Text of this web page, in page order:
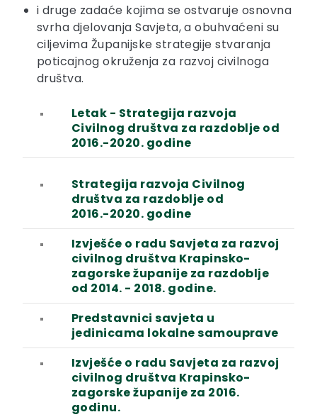
i druge zadaće kojima se ostvaruje osnovna
svrha djelovanja Savjeta, a obuhvaćeni su
ciljevima Županijske strategije stvaranja
poticajnog okruženja za razvoj civilnoga
društva.
Letak - Strategija razvoja
Civilnog društva za razdoblje od
2016.-2020. godine
Strategija razvoja Civilnog
društva za razdoblje od
2016.-2020. godine
Izvješće o radu Savjeta za razvoj
civilnog društva Krapinsko-
zagorske županije za razdoblje
od 2014. - 2018. godine.
Predstavnici savjeta u
jedinicama lokalne samouprave
Izvješće o radu Savjeta za razvoj
civilnog društva Krapinsko-
zagorske županije za 2016.
godinu.